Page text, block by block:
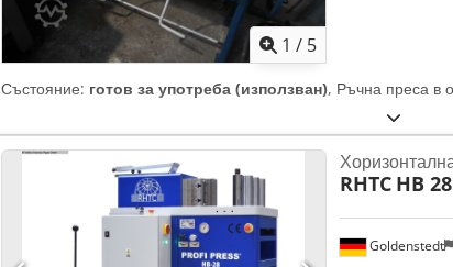
1 / 5
Състояние: готов за употреба (използван), Ръчна преса в
Goldenstedt
RHTC HB 28